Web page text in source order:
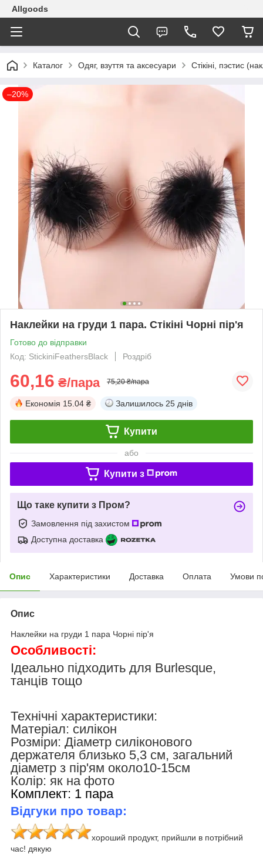
Allgoods
Каталог Одяг, взуття та аксесуари Стікіні, пэстис
–20%
Наклейки на груди 1 пара. Стікіні Чорні пір'я
Готово до відправки
Код: StickiniFeathersBlack
Роздріб
60,16 ₴/пара 75,20 ₴/пара
Економія 15.04 ₴ Залишилось 25 днів
Купити
або
Купити з
Що таке купити з Пром?
Замовлення під захистом
Доступна доставка
Опис Характеристики Доставка Оплата Умови
Опис
Наклейки на груди 1 пара Чорні пір'я
Особливості:
Ідеально підходить для Burlesque,
танців тощо
Технічні характеристики:
Матеріал: силікон
Розміри: Діаметр силіконового
держателя близько 5,3 см, загальний
діаметр з пір'ям около10-15см
Колір: як на фото
Комплект: 1 пара
Відгуки про товар:
хороший продукт, прийшли в потрібний
час! дякую